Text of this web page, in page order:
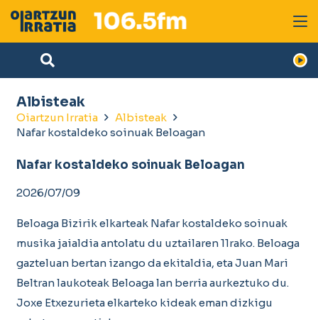
Albisteak
Oiartzun Irratia
Albisteak
Nafar kostaldeko soinuak Beloagan
Nafar kostaldeko soinuak Beloagan
2026/07/09
Beloaga Bizirik elkarteak Nafar kostaldeko soinuak
musika jaialdia antolatu du uztailaren 11rako. Beloaga
gazteluan bertan izango da ekitaldia, eta Juan Mari
Beltran laukoteak Beloaga lan berria aurkeztuko du.
Joxe Etxezurieta elkarteko kideak eman dizkigu